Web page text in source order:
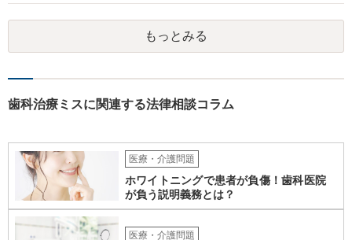
代理人として病院側との交渉窓口となることも方法の一つです。 ご自
身で内容証明を出される場合、書面にご質問者の不利になる事情を記
載した場合はそれ以降の交渉ハードルが上がってしまうため慎重に検
討されるとよいでしょう。
もっとみる
歯科治療ミスに関連する法律相談コラム
医療・介護問題
ホワイトニングで患者が負傷！歯科医院
が負う説明義務とは？
医療・介護問題